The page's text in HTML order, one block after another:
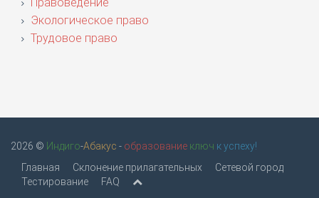
Экологическое право
Трудовое право
2026 © Индиго-Абакус - образование ключ к успеху!
Главная
Склонение прилагательных
Сетевой город
Тестирование
FAQ